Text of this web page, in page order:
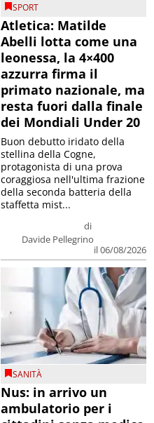
SPORT
Atletica: Matilde
Abelli lotta come una
leonessa, la 4×400
azzurra firma il
primato nazionale, ma
resta fuori dalla finale
dei Mondiali Under 20
di
Davide Pellegrino
il 06/08/2026
Buon debutto iridato della
stellina della Cogne,
protagonista di una prova
coraggiosa nell'ultima frazione
della seconda batteria della
staffetta mist...
SANITÀ
Nus: in arrivo un
ambulatorio per i